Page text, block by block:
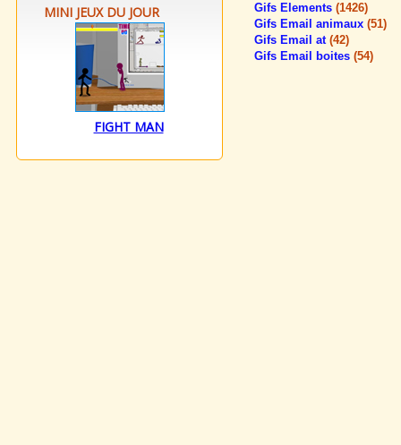
MINI JEUX DU JOUR
FIGHT MAN
Gifs Elements (1426)
Gifs Email animaux (51)
Gifs Email at (42)
Gifs Email boites (54)